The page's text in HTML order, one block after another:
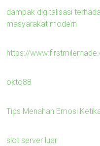
dampak digitalisasi
masyarakat modern
https://
okto88
Tips Menahan Emosi
slot server luar